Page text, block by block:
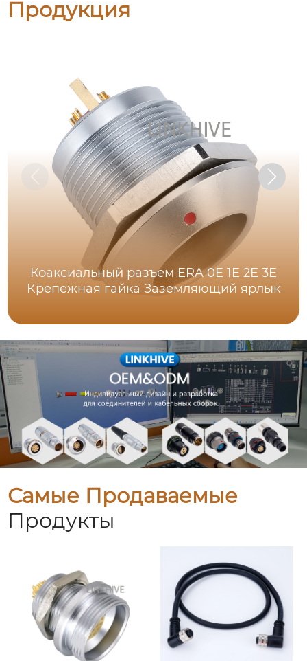
Продукция
Коаксиальный разъем ERA 0E 1E 2E 3E
Крепежная гайка Заземляющий ярлык
Самые Продаваемые
Продукты